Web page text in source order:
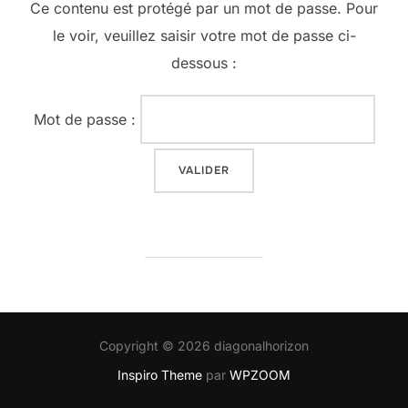
Ce contenu est protégé par un mot de passe. Pour
le voir, veuillez saisir votre mot de passe ci-
dessous :
Mot de passe :
Copyright © 2026 diagonalhorizon
Inspiro Theme par WPZOOM